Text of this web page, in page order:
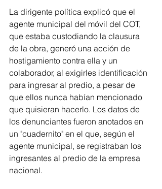
La dirigente política explicó que el
agente municipal del móvil del COT,
que estaba custodiando la clausura
de la obra, generó una acción de
hostigamiento contra ella y un
colaborador, al exigirles identificación
para ingresar al predio, a pesar de
que ellos nunca habían mencionado
que quisieran hacerlo. Los datos de
los denunciantes fueron anotados en
un "cuadernito" en el que, según el
agente municipal, se registraban los
ingresantes al predio de la empresa
nacional.